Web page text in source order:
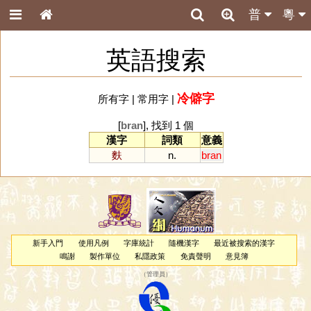
粵
普
英語搜索
所有字| 常用字| 冷僻字
[bran], 找到 1 個
漢字
詞類
意義
麩
n. bran
新手入門 使用凡例 字庫統計 隨機漢字
最近被搜索的漢字
鳴謝
製作單位 私隱政策 免責聲明 意見簿
（管理員 ）